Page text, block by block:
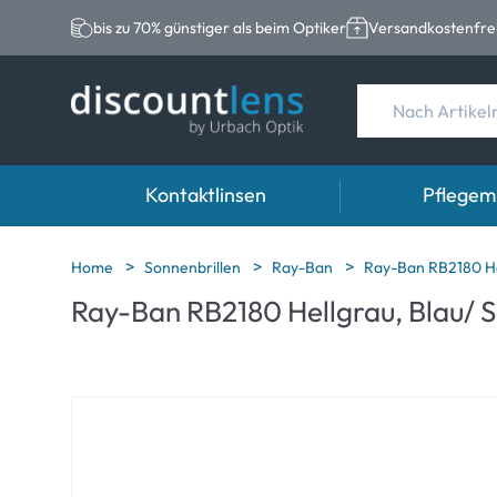
bis zu 70% günstiger als beim Optiker
Kontaktlinsen
Marken
Acuvue
Kategorie
Sphärische
Marken
Eversee
Home Sonnenbrillen Ray-Ban Ray-Ban RB2180
Ray-Ban RB2180 Hellgrau, Blau/